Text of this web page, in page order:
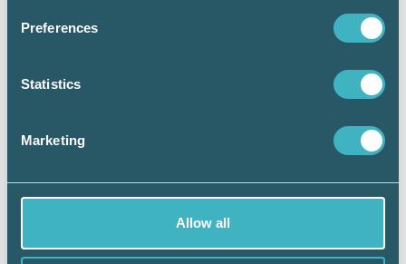
Preferences
Statistics
Marketing
Allow all
På hållbarhetsområdet är det ännu fler
förkortningar att hålla reda på: Hållbarhet
bygger som bekant på de tre
-faktorerna
miljömässig, social och ekonomisk hållbarhet.
Vårt nordiska samarbete inom
, den
nivå för deSME-företag som behöver hjälp att
komma igång med frivillig
hållbarhetsredovisning.EU-kommissionens